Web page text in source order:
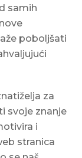
samih
poboljšati
za
svoje znanje
i
stranica